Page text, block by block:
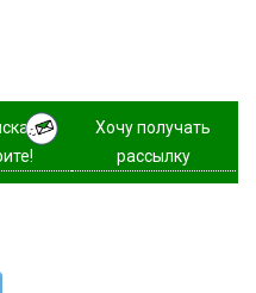
Хочу получать
рассылку